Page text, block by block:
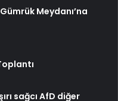
Meydanı’na
sağcı AfD diğer